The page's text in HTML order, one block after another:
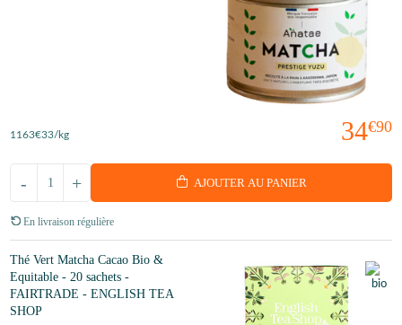
34€90
1163€33/kg
+
- AJOUTER AU PANIER
En livraison régulière
Thé Vert Matcha Cacao Bio &
Equitable - 20 sachets -
FAIRTRADE - ENGLISH TEA
SHOP